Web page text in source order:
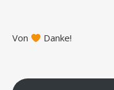
Von Danke!